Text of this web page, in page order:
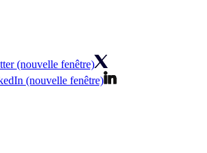
(nouvelle fenêtre)
(nouvelle fenêtre)